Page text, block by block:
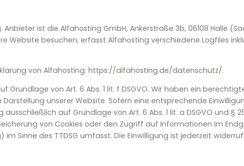
ist die Alfahosting GmbH, Ankerstraße 3b, 06108 Halle
Website besuchen, erfasst Alfahosting verschiedene Logfiles
von Alfahosting: https://alfahosting.de/datenschutz/.
von Art. 6 Abs. 1 lit. f DSGVO. Wir haben ein
unserer Website. Sofern eine entsprechende
auf Grundlage von Art. 6 Abs. 1 lit. a DSGVO und §
von Cookies oder den Zugriff auf Informationen im
im Sinne des TTDSG umfasst. Die Einwilligung ist jederzeit